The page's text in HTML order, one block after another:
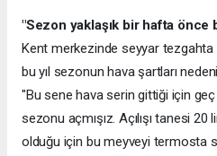
"Sezon yaklaşık bir hafta önce
Kent merkezinde seyyar tezgahta
bu yıl sezonun hava şartları
"Bu sene hava serin gittiği için geç
sezonu açmışız. Açılışı tanesi
olduğu için bu meyveyi termosta